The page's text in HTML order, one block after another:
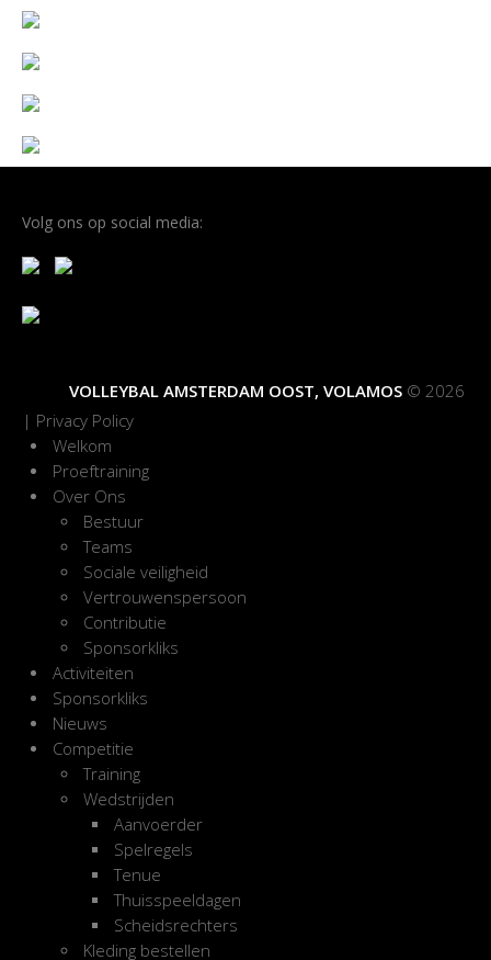
Volg ons op social media:
VOLLEYBAL AMSTERDAM OOST, VOLAMOS © 2026
| Privacy Policy
Welkom
Proeftraining
Over Ons
Bestuur
Teams
Sociale veiligheid
Vertrouwenspersoon
Contributie
Sponsorkliks
Activiteiten
Sponsorkliks
Nieuws
Competitie
Training
Wedstrijden
Aanvoerder
Spelregels
Tenue
Thuisspeeldagen
Scheidsrechters
Kleding bestellen